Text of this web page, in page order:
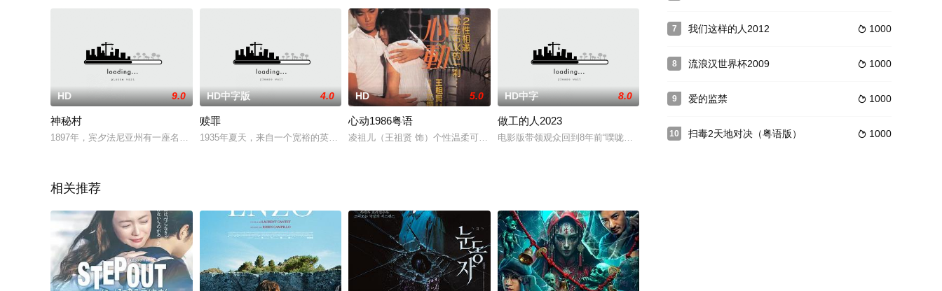
HD 9.0
神秘村
1897年，宾夕法尼亚州有一座名为考明顿的小村庄。这里风光秀美，景色宜人，村民间更是团结友爱，和善为亲，过着平静自在的生活。然而，考
HD中字版 4.0
赎罪
1935年夏天，来自一个宽裕的英国小康家庭的13岁的少女布里奥妮（斯奥里兹•罗南 饰）刚刚开始尝试写作,想象力丰富。一天，她暗中发现
HD 5.0
心动1986粤语
凌祖儿（王祖贤 饰）个性温柔可人，善良而又开朗，是广告公司的高级文案。赵国俊（江显扬 饰）出国深造，学成归来，准备投奔自己的哥哥，巧
HD中字 8.0
做工的人2023
电影版带领观众回到8年前“噗咙共”的相识时光，在一处大型公共工程中，阿祈（李铭顺 饰）、阿钦（柯叔元
相关推荐
7  1000
我们这样的人2012
8  1000
流浪汉世界杯2009
9  1000
爱的监禁
10  1000
扫毒2天地对决（粤语版）